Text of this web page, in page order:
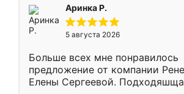
Аринка Р.
5 августа 2026
Больше всех мне понравилось
предложение от компании
Елены Сергеевой.